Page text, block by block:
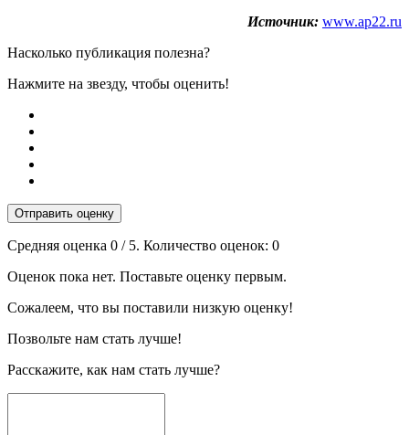
Источник: www.ap22.ru
Насколько публикация полезна?
Нажмите на звезду, чтобы оценить!
Отправить оценку
Средняя оценка 0 / 5. Количество оценок: 0
Оценок пока нет. Поставьте оценку первым.
Сожалеем, что вы поставили низкую оценку!
Позвольте нам стать лучше!
Расскажите, как нам стать лучше?